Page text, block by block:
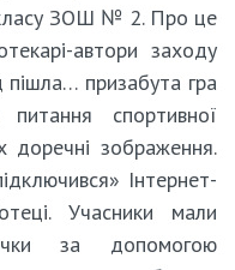
класу ЗОШ № 2. Про це
автори заходу
пішла… призабута гра
спортивної
доречні зображення.
Інтернет-
Учасники мали
за допомогою